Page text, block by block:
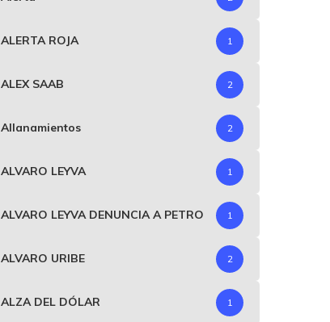
ALERTA ROJA 1
ALEX SAAB 2
Allanamientos 2
ALVARO LEYVA 1
ALVARO LEYVA DENUNCIA A PETRO 1
ALVARO URIBE 2
ALZA DEL DÓLAR 1